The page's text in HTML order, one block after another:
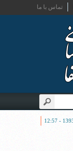
تماس با ما